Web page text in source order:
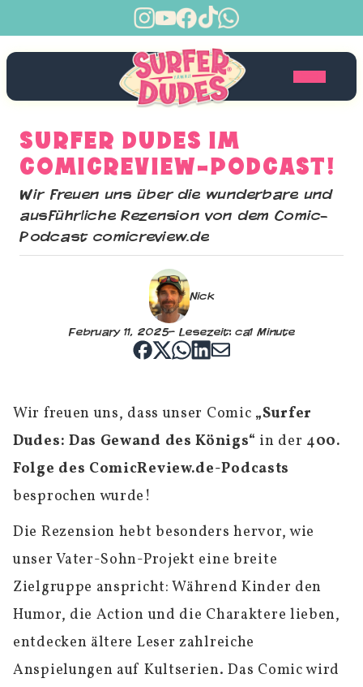
SURFER DUDES IM
COMICREVIEW-PODCAST!
Wir freuen uns über die wunderbare und
ausführliche Rezension von dem Comic-
Podcast comicreview.de
Nick
February 11, 2025– Lesezeit: ca1 Minute
Wir freuen uns, dass unser Comic „Surfer
Dudes: Das Gewand des Königs“ in der 400.
Folge des ComicReview.de-Podcasts
besprochen wurde!
Die Rezension hebt besonders hervor, wie
unser Vater-Sohn-Projekt eine breite
Zielgruppe anspricht: Während Kinder den
Humor, die Action und die Charaktere lieben,
entdecken ältere Leser zahlreiche
Anspielungen auf Kultserien. Das Comic wird